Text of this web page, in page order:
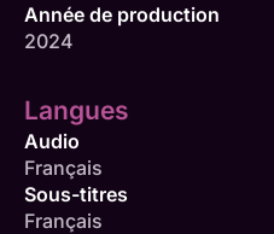
Année de production
2024
Langues
Audio
Français
Sous-titres
Français